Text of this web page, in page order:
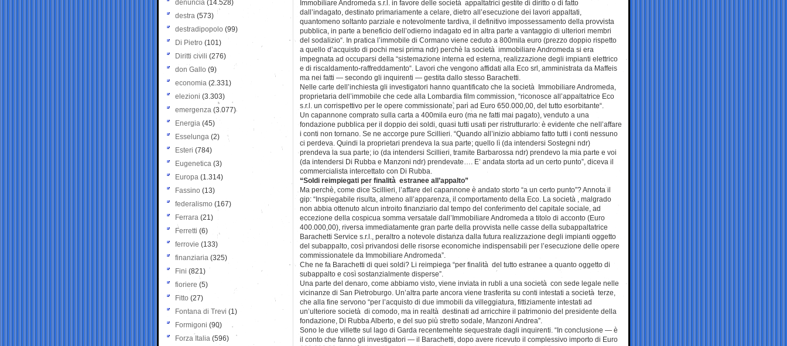
Immobiliare Andromeda s.r.l. in favore delle società appaltatrici gestite di diritto o di fatto
dall’indagato, destinato primariamente a celare, dietro all’esecuzione dei lavori appaltati,
quantomeno soltanto parziale e notevolmente tardiva, il definitivo impossessamento della provvista
pubblica, in parte a beneficio dell’odierno indagato ed in altra parte a vantaggio di ulteriori membri
del sodalizio“. In pratica l’immobile di Cormano viene ceduto a 800mila euro (prezzo doppio rispetto
a quello d’acquisto di pochi mesi prima ndr) perchè la società immobiliare Andromeda si era
impegnata ad occuparsi della “sistemazione interna ed esterna, realizzazione degli impianti elettrico
e di riscaldamento-raffreddamento“. Lavori che vengono affidati alla Eco srl, amministrata da Maffeis
ma nei fatti — secondo gli inquirenti — gestita dallo stesso Barachetti.
Nelle carte dell’inchiesta gli investigatori hanno quantificato che la società Immobiliare Andromeda,
proprietaria dell’immobile che cede alla Lombardia film commission, “riconosce all’appaltatrice Eco
s.r.l. un corrispettivo per le opere commissionate, pari ad Euro 650.000,00, del tutto esorbitante“.
Un capannone comprato sulla carta a 400mila euro (ma ne fatti mai pagato), venduto a una
fondazione pubblica per il doppio dei soldi, quasi tutti usati per ristrutturarlo: è evidente che nell’affare
i conti non tornano. Se ne accorge pure Scillieri. “Quando all’inizio abbiamo fatto tutti i conti nessuno
ci perdeva. Quindi la proprietari prendeva la sua parte; quello lì (da intendersi Sostegni ndr)
prendeva la sua parte; io (da intendersi Scillieri, tramite Barbarossa ndr) prendevo la mia parte e voi
(da intendersi Di Rubba e Manzoni ndr) prendevate…. E’ andata storta ad un certo punto”, diceva il
commercialista intercettato con Di Rubba.
“Soldi reimpiegati per finalità estranee all’appalto”
Ma perchè, come dice Scillieri, l’affare del capannone è andato storto “a un certo punto”? Annota il
gip: “Inspiegabile risulta, almeno all’apparenza, il comportamento della Eco. La società , malgrado
non abbia ottenuto alcun introito finanziario dal tempo del conferimento del capitale sociale, ad
eccezione della cospicua somma versatale dall’Immobiliare Andromeda a titolo di acconto (Euro
400.000,00), riversa immediatamente gran parte della provvista nelle casse della subappaltatrice
Barachetti Service s.r.l., peraltro a notevole distanza dalla futura realizzazione degli impianti oggetto
del subappalto, così privandosi delle risorse economiche indispensabili per l’esecuzione delle opere
commissionatele da Immobiliare Andromeda”.
Che ne fa Barachetti di quei soldi? Li reimpiega “per finalità del tutto estranee a quanto oggetto di
subappalto e così sostanzialmente disperse”.
Una parte del denaro, come abbiamo visto, viene inviata in rubli a una società con sede legale nelle
vicinanze di San Pietroburgo. Un’altra parte ancora viene trasferita su conti intestati a società terze,
che alla fine servono “per l’acquisto di due immobili da villeggiatura, fittiziamente intestati ad
un’ulteriore società di comodo, ma in realtà destinati ad arricchire il patrimonio del presidente della
fondazione, Di Rubba Alberto, e del suo più stretto sodale, Manzoni Andrea”.
Sono le due villette sul lago di Garda recentemente sequestrate dagli inquirenti. “In conclusione — è
il conto che fanno gli investigatori — il Barachetti, dopo avere ricevuto il complessivo importo di Euro
denuncia (14.528)
destra (573)
destradipopolo (99)
Di Pietro (101)
Diritti civili (276)
don Gallo (9)
economia (2.331)
elezioni (3.303)
emergenza (3.077)
Energia (45)
Esselunga (2)
Esteri (784)
Eugenetica (3)
Europa (1.314)
Fassino (13)
federalismo (167)
Ferrara (21)
Ferretti (6)
ferrovie (133)
finanziaria (325)
Fini (821)
fioriere (5)
Fitto (27)
Fontana di Trevi (1)
Formigoni (90)
Forza Italia (596)